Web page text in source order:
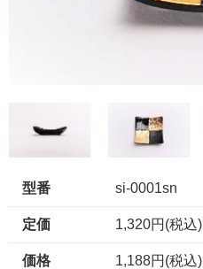
型番 si-0001sn
定価 1,320円(税込)
価格 1,188円(税込)